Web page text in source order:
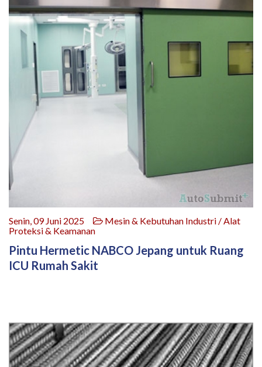
Senin, 09 Juni 2025
Mesin & Kebutuhan Industri / Alat
Proteksi & Keamanan
Pintu Hermetic NABCO Jepang untuk Ruang
ICU Rumah Sakit